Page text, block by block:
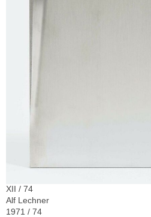
XII / 74
Alf Lechner
1971 / 74